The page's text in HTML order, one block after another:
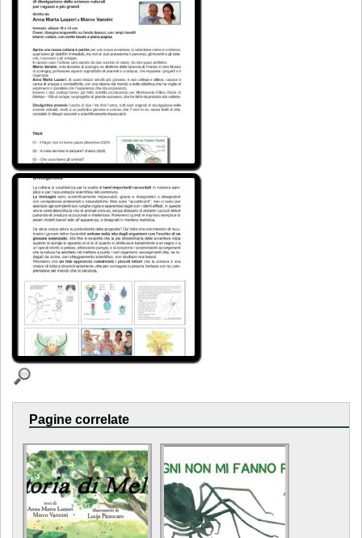
Pagine correlate